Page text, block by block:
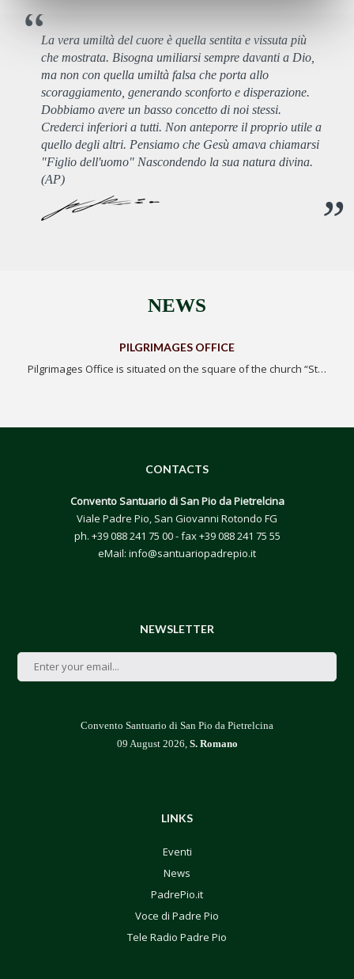
La vera umiltà del cuore è quella sentita e vissuta più
che mostrata. Bisogna umiliarsi sempre davanti a Dio,
ma non con quella umiltà falsa che porta allo
scoraggiamento, generando sconforto e disperazione.
Dobbiamo avere un basso concetto di noi stessi.
Crederci inferiori a tutti. Non anteporre il proprio utile a
quello degli altri. Pensiamo che Gesù amava chiamarsi
"Figlio dell'uomo" Nascondendo la sua natura divina.
(AP)
NEWS
PILGRIMAGES OFFICE
Pilgrimages Office is situated on the square of the church “St…
CONTACTS
Convento Santuario di San Pio da Pietrelcina
Viale Padre Pio, San Giovanni Rotondo FG
ph. +39 088 241 75 00- fax +39 088 241 75 55
eMail: info@santuariopadrepio.it
NEWSLETTER
Convento Santuario di San Pio da Pietrelcina
09 August 2026, S. Romano
LINKS
Eventi
News
PadrePio.it
Voce di Padre Pio
Tele Radio Padre Pio